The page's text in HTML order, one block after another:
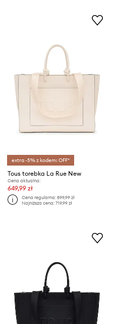
extra -5% z kodem: OFF*
Tous torebka La Rue New
Cena aktualna:
649,99 zł
Cena regularna:899,99 zł
Najniższa cena:719,99 zł